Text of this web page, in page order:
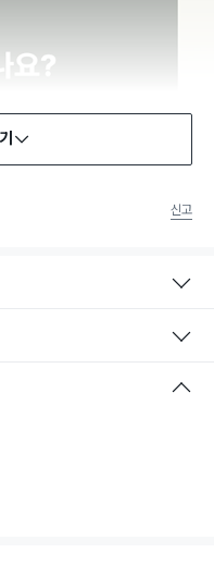
규격에 따라 제조되어 식품 또
식품용기구라는 표시입니다.
신고